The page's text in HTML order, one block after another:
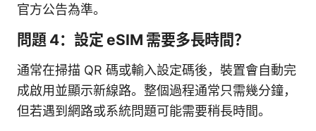
官方公告為準。
問題 4：設定 eSIM 需要多長時間？
通常在掃描 QR 碼或輸入設定碼後，裝置會自動完
成啟用並顯示新線路。整個過程通常只需幾分鐘，
但若遇到網路或系統問題可能需要稍長時間。